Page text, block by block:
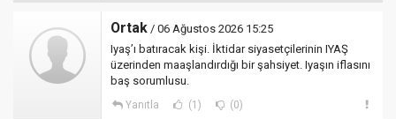
Ortak / 06 Ağustos 2026 15:25
Iyaş’ı batıracak kişi. İktidar siyasetçilerinin IYAŞ
üzerinden maaşlandırdığı bir şahsiyet. Iyaşın iflasını
baş sorumlusu.
Yanıtla (1) (0)